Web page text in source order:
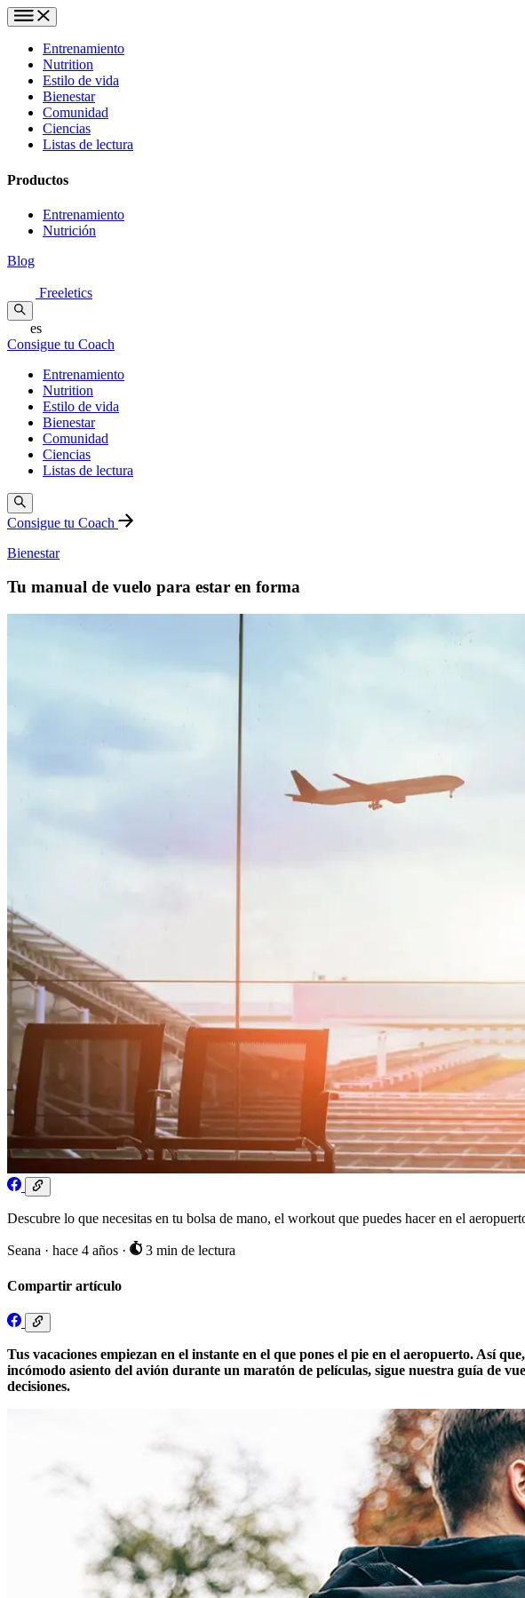
Entrenamiento
Nutrition
Estilo de vida
Bienestar
Comunidad
Ciencias
Listas de lectura
Productos
Entrenamiento
Nutrición
Blog
Freeletics
es
Consigue tu Coach
Entrenamiento
Nutrition
Estilo de vida
Bienestar
Comunidad
Ciencias
Listas de lectura
Consigue tu Coach
Bienestar
Tu manual de vuelo para estar en forma
Descubre lo que necesitas en tu bolsa de mano, el workout que puedes hacer en el
Seana · hace 4 años · 3 min de lectura
Compartir artículo
Tus vacaciones empiezan en el instante en el que pones el pie en el aeropuerto. Así
incómodo asiento del avión durante un maratón de películas, sigue nuestra guía de
decisiones.